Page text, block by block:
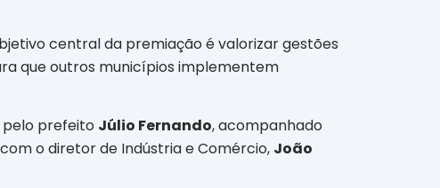
central da premiação é valorizar gestões
que outros municípios implementem
pelo prefeito Júlio Fernando, acompanhado
o diretor de Indústria e Comércio, João